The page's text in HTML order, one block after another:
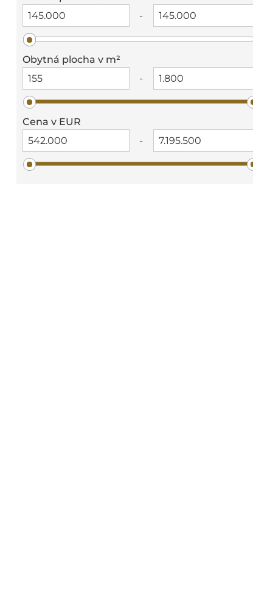
-
Obytná plocha v m²
-
Cena v EUR
-